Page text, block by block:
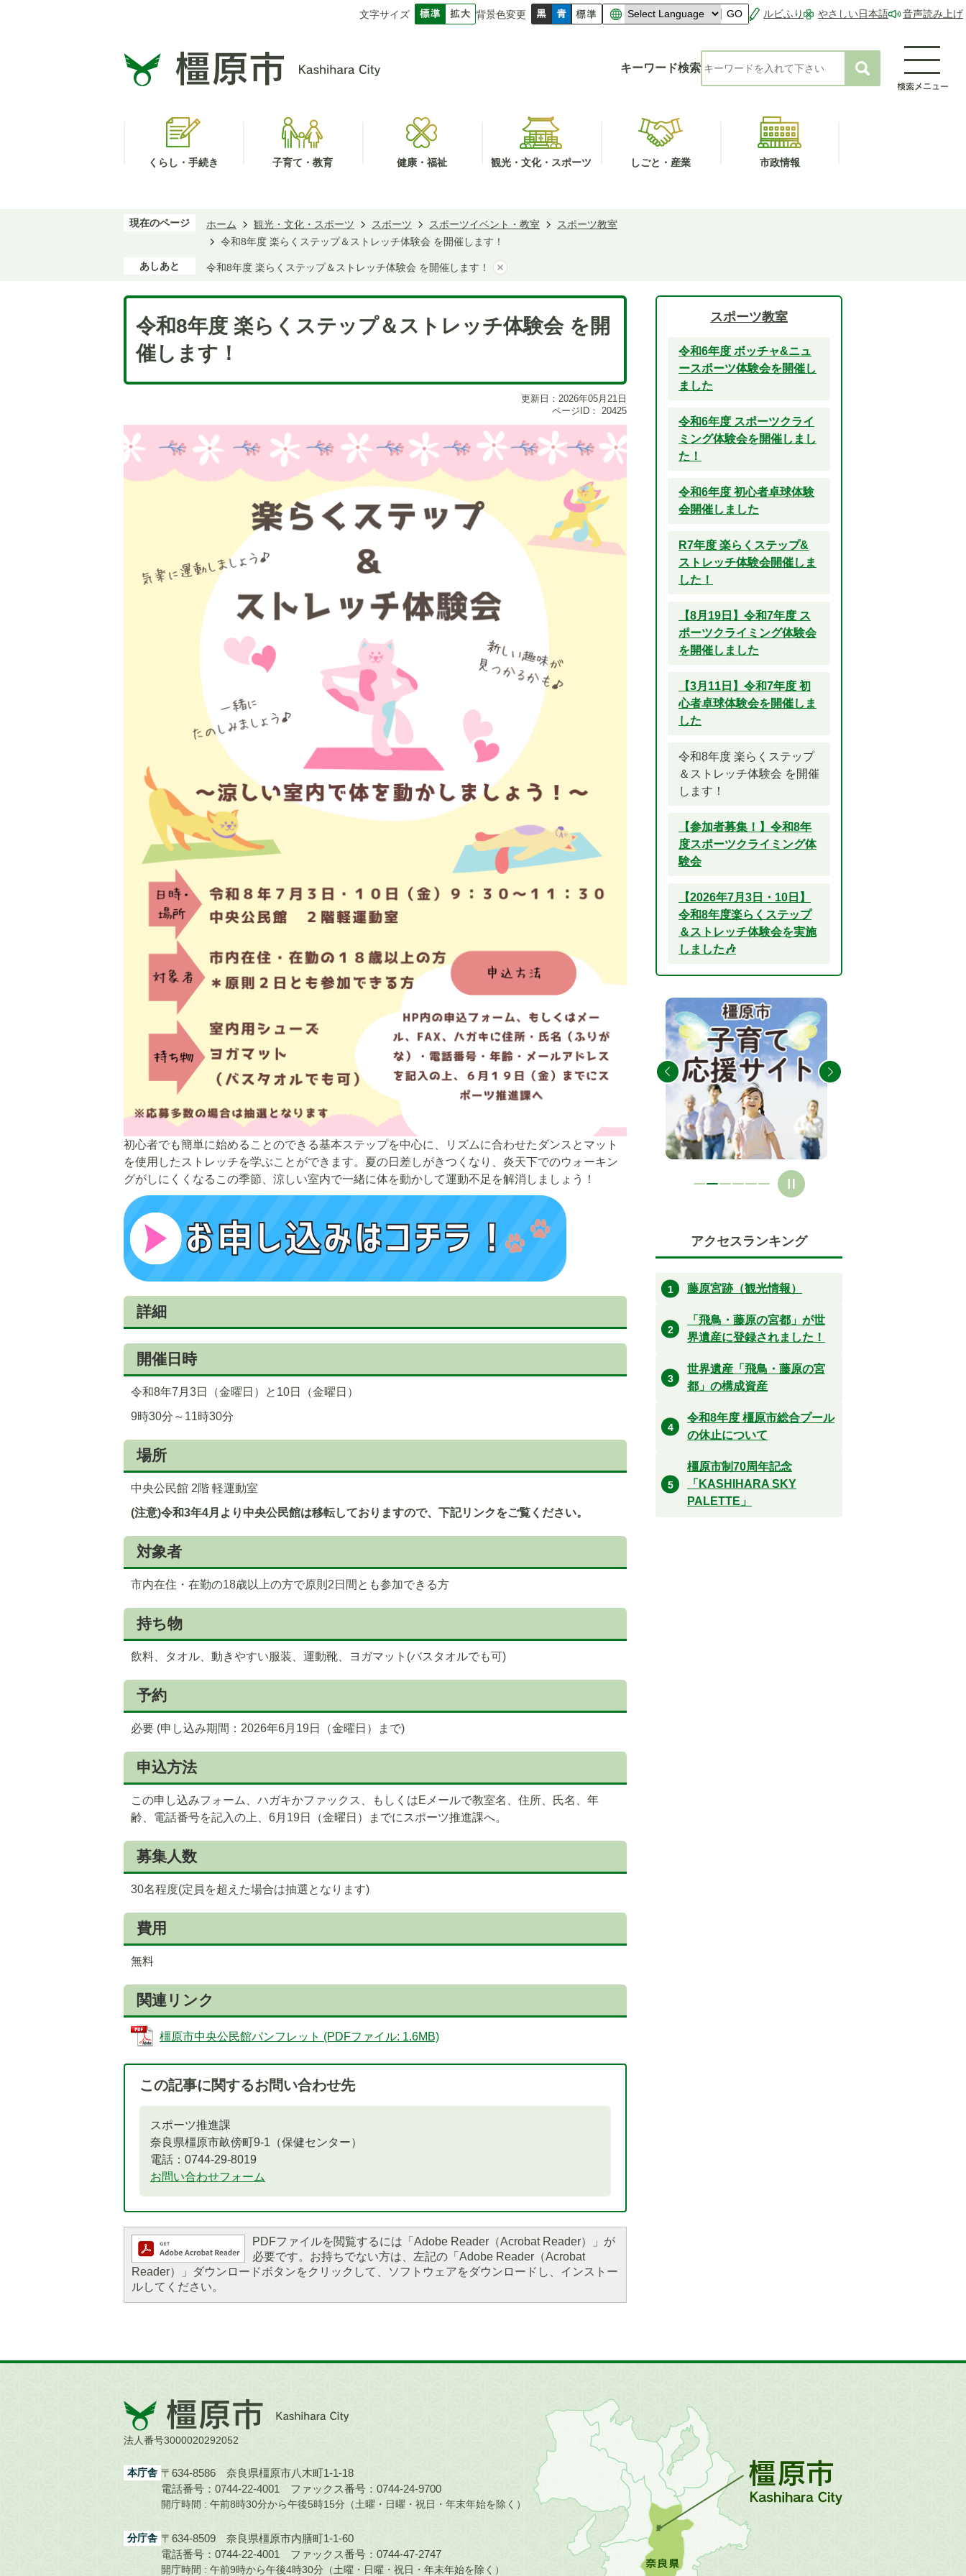
文字サイズ 背景色変更 GO ルビふり やさしい日本語 音声読み上げ
キーワード検索
くらし・手続き 子育て・教育 健康・福祉 観光・文化・スポーツ しごと・産業 市政情報
現在のページ ホーム 観光・文化・スポーツ スポーツ スポーツイベント・教室
スポーツ教室
令和8年度 楽らくステップ＆ストレッチ体験会 を開催します！
あしあと 令和8年度 楽らくステップ＆ストレッチ体験会 を開催します！
令和8年度 楽らくステップ＆ストレッチ体験会 を開
催します！
更新日：2026年05月21日
ページID： 20425
初心者でも簡単に始めることのできる基本ステップを中心に、リズムに合わせたダンスとマット
を使用したストレッチを学ぶことができます。夏の日差しがきつくなり、炎天下でのウォーキン
グがしにくくなるこの季節、涼しい室内で一緒に体を動かして運動不足を解消しましょう！
詳細
開催日時
令和8年7月3日（金曜日）と10日（金曜日）
9時30分～11時30分
場所
中央公民館 2階 軽運動室
(注意)令和3年4月より中央公民館は移転しておりますので、下記リンクをご覧ください。
対象者
市内在住・在勤の18歳以上の方で原則2日間とも参加できる方
持ち物
飲料、タオル、動きやすい服装、運動靴、ヨガマット(バスタオルでも可)
予約
必要 (申し込み期間：2026年6月19日（金曜日）まで)
申込方法
この申し込みフォーム、ハガキかファックス、もしくはEメールで教室名、住所、氏名、年
齢、電話番号を記入の上、6月19日（金曜日）までにスポーツ推進課へ。
募集人数
30名程度(定員を超えた場合は抽選となります)
費用
無料
関連リンク
橿原市中央公民館パンフレット (PDFファイル: 1.6MB)
この記事に関するお問い合わせ先
スポーツ推進課
奈良県橿原市畝傍町9-1（保健センター）
電話：0744-29-8019
お問い合わせフォーム
PDFファイルを閲覧するには「Adobe Reader（Acrobat Reader）」が
必要です。お持ちでない方は、左記の「Adobe Reader（Acrobat
Reader）」ダウンロードボタンをクリックして、ソフトウェアをダウンロードし、インストー
ルしてください。
スポーツ教室
令和6年度 ボッチャ&ニュ
ースポーツ体験会を開催し
ました
令和6年度 スポーツクライ
ミング体験会を開催しまし
た！
令和6年度 初心者卓球体験
会開催しました
R7年度 楽らくステップ&
ストレッチ体験会開催しま
した！
【8月19日】令和7年度 ス
ポーツクライミング体験会
を開催しました
【3月11日】令和7年度 初
心者卓球体験会を開催しま
した
令和8年度 楽らくステップ
＆ストレッチ体験会 を開催
します！
【参加者募集！】令和8年
度スポーツクライミング体
験会
【2026年7月3日・10日】
令和8年度楽らくステップ
＆ストレッチ体験会を実施
しました🎶
枚
の
ス
イ
枚
目
の
ス
ラ
2
枚
目
の
ス
ド
アクセスランキング
藤原宮跡（観光情報）
「飛鳥・藤原の宮都」が世
界遺産に登録されました！
世界遺産「飛鳥・藤原の宮
都」の構成資産
令和8年度 橿原市総合プール
の休止について
橿原市制70周年記念
「KASHIHARA SKY
PALETTE」
橿
原
市
City
法人番号3000020292052
本庁舎 〒634-8586 奈良県橿原市八木町1-1-18
電話番号：0744-22-4001 ファックス番号：0744-24-9700
開庁時間 : 午前8時30分から午後5時15分（土曜・日曜・祝日・年末年始を除く）
分庁舎 〒634-8509 奈良県橿原市内膳町1-1-60
電話番号：0744-22-4001 ファックス番号：0744-47-2747
開庁時間 : 午前9時から午後4時30分（土曜・日曜・祝日・年末年始を除く）
の
地
図。